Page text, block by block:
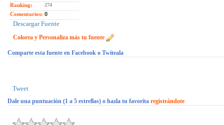
Ranking:
274
Comentarios: 0
Descargar Fuente
Colorea y Personaliza más tu fuente
Comparte esta fuente en Facebook o Twiteala
Tweet
Dale una puntuación (1 a 5 estrellas) o hazla tu favorita registrándote